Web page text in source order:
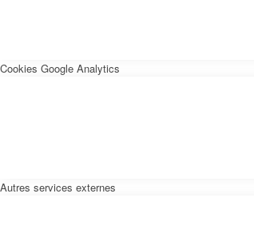
Cookies Google Analytics
Autres services externes